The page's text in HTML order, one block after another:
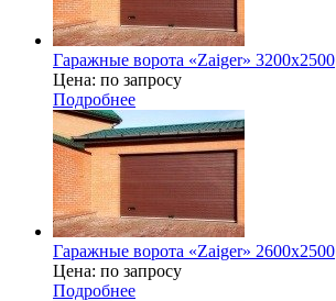
Гаражные ворота «Zaiger» 3200х2500
Цена: по запросу
Подробнее
Гаражные ворота «Zaiger» 2600х2500
Цена: по запросу
Подробнее